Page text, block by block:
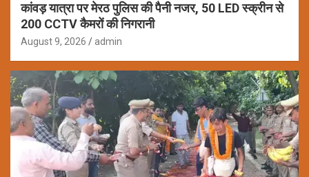
कांवड़ यात्रा पर मेरठ पुलिस की पैनी नजर, 50 LED स्क्रीन से
200 CCTV कैमरों की निगरानी
August 9, 2026 admin